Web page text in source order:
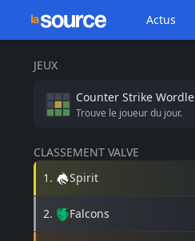
Actus
JEUX
Counter Strike Wordle
Trouve le joueur du jour.
CLASSEMENT VALVE
1 . Spirit
2. Falcons